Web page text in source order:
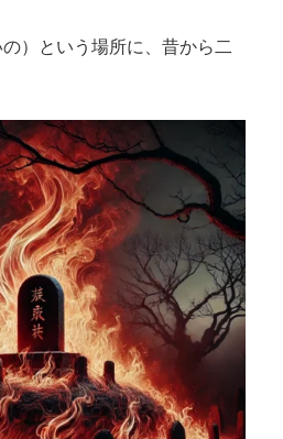
）という場所に、昔から二